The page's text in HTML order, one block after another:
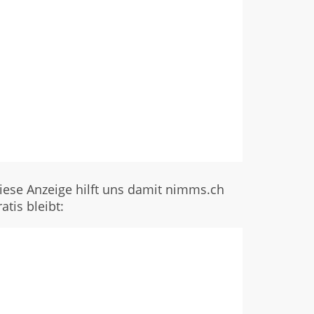
Anzeige hilft uns damit nimms.ch
bleibt: